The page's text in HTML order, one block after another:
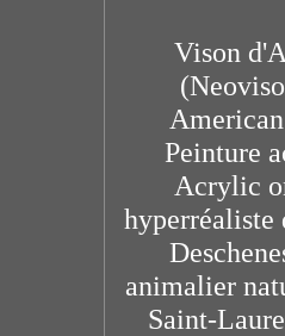
Vison
Peinture
Acrylic
hyperréaliste
animalier
Saint-